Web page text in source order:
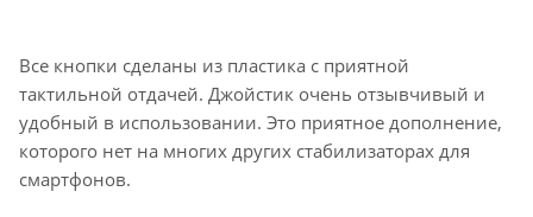
Все кнопки сделаны из пластика с приятной
тактильной отдачей. Джойстик очень отзывчивый и
удобный в использовании. Это приятное дополнение,
которого нет на многих других стабилизаторах для
смартфонов.